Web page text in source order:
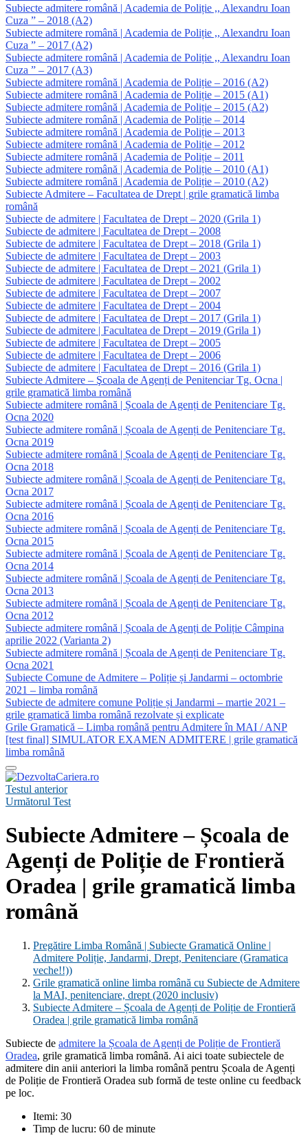
Subiecte admitere română | Academia de Poliție ,, Alexandru Ioan
Cuza ” – 2018 (A2)
Subiecte admitere română | Academia de Poliție ,, Alexandru Ioan
Cuza ” – 2017 (A2)
Subiecte admitere română | Academia de Poliție ,, Alexandru Ioan
Cuza ” – 2017 (A3)
Subiecte admitere română | Academia de Poliție – 2016 (A2)
Subiecte admitere română | Academia de Poliție – 2015 (A1)
Subiecte admitere română | Academia de Poliție – 2015 (A2)
Subiecte admitere română | Academia de Poliție – 2014
Subiecte admitere română | Academia de Poliție – 2013
Subiecte admitere română | Academia de Poliție – 2012
Subiecte admitere română | Academia de Poliție – 2011
Subiecte admitere română | Academia de Poliție – 2010 (A1)
Subiecte admitere română | Academia de Poliție – 2010 (A2)
Subiecte Admitere – Facultatea de Drept | grile gramatică limba
română
Subiecte de admitere | Facultatea de Drept – 2020 (Grila 1)
Subiecte de admitere | Facultatea de Drept – 2008
Subiecte de admitere | Facultatea de Drept – 2018 (Grila 1)
Subiecte de admitere | Facultatea de Drept – 2003
Subiecte de admitere | Facultatea de Drept – 2021 (Grila 1)
Subiecte de admitere | Facultatea de Drept – 2002
Subiecte de admitere | Facultatea de Drept – 2007
Subiecte de admitere | Facultatea de Drept – 2004
Subiecte de admitere | Facultatea de Drept – 2017 (Grila 1)
Subiecte de admitere | Facultatea de Drept – 2019 (Grila 1)
Subiecte de admitere | Facultatea de Drept – 2005
Subiecte de admitere | Facultatea de Drept – 2006
Subiecte de admitere | Facultatea de Drept – 2016 (Grila 1)
Subiecte Admitere – Şcoala de Agenți de Penitenciar Tg. Ocna |
grile gramatică limba română
Subiecte admitere română | Școala de Agenți de Penitenciare Tg.
Ocna 2020
Subiecte admitere română | Școala de Agenți de Penitenciare Tg.
Ocna 2019
Subiecte admitere română | Școala de Agenți de Penitenciare Tg.
Ocna 2018
Subiecte admitere română | Școala de Agenți de Penitenciare Tg.
Ocna 2017
Subiecte admitere română | Școala de Agenți de Penitenciare Tg.
Ocna 2016
Subiecte admitere română | Școala de Agenți de Penitenciare Tg.
Ocna 2015
Subiecte admitere română | Școala de Agenți de Penitenciare Tg.
Ocna 2014
Subiecte admitere română | Școala de Agenți de Penitenciare Tg.
Ocna 2013
Subiecte admitere română | Școala de Agenți de Penitenciare Tg.
Ocna 2012
Subiecte admitere română | Școala de Agenți de Poliție Câmpina
aprilie 2022 (Varianta 2)
Subiecte admitere română | Școala de Agenți de Penitenciare Tg.
Ocna 2021
Subiecte Comune de Admitere – Poliție și Jandarmi – octombrie
2021 – limba română
Subiecte de admitere comune Poliție și Jandarmi – martie 2021 –
grile gramatică limba română rezolvate și explicate
Grile Gramatică – Limba română pentru Admitere în MAI / ANP
[test final] SIMULATOR EXAMEN ADMITERE | grile gramatică
limba română
Testul anterior
Următorul Test
Subiecte Admitere – Școala de
Agenți de Poliție de Frontieră
Oradea | grile gramatică limba
română
Pregătire Limba Română | Subiecte Gramatică Online |
Admitere Poliție, Jandarmi, Drept, Penitenciare (Gramatica
veche!!))
Grile gramatică online limba română cu Subiecte de Admitere
la MAI, penitenciare, drept (2020 inclusiv)
Subiecte Admitere – Școala de Agenți de Poliție de Frontieră
Oradea | grile gramatică limba română
Subiecte de admitere la Școala de Agenți de Poliție de Frontieră
Oradea, grile gramatică limba română. Ai aici toate subiectele de
admitere din anii anteriori la limba română pentru Școala de Agenți
de Poliție de Frontieră Oradea sub formă de teste online cu feedback
pe loc.
Itemi: 30
Timp de lucru: 60 de minute